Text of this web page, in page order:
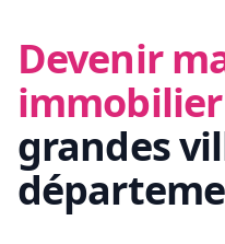
Devenir
immobilier
grandes